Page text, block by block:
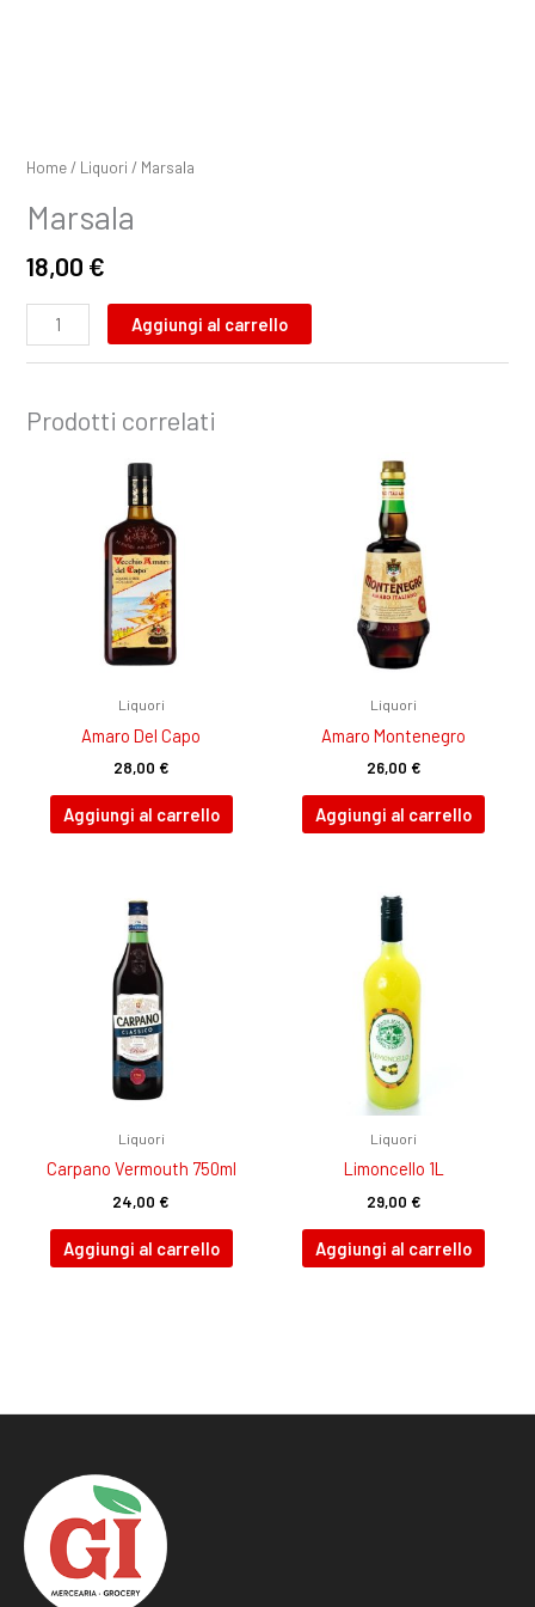
Home / Liquori / Marsala
Marsala
18,00 €
Aggiungi al carrello
Prodotti correlati
Liquori
Amaro Del Capo
28,00 €
Aggiungi al carrello
Liquori
Amaro Montenegro
26,00 €
Aggiungi al carrello
Liquori
Carpano Vermouth 750ml
24,00 €
Aggiungi al carrello
Liquori
Limoncello 1L
29,00 €
Aggiungi al carrello